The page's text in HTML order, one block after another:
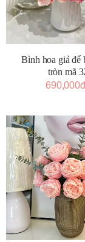
Bình hoa giả để
tròn mã
690,000đ